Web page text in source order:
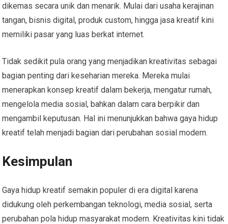
dikemas secara unik dan menarik. Mulai dari usaha kerajinan
tangan, bisnis digital, produk custom, hingga jasa kreatif kini
memiliki pasar yang luas berkat internet.
Tidak sedikit pula orang yang menjadikan kreativitas sebagai
bagian penting dari keseharian mereka. Mereka mulai
menerapkan konsep kreatif dalam bekerja, mengatur rumah,
mengelola media sosial, bahkan dalam cara berpikir dan
mengambil keputusan. Hal ini menunjukkan bahwa gaya hidup
kreatif telah menjadi bagian dari perubahan sosial modern.
Kesimpulan
Gaya hidup kreatif semakin populer di era digital karena
didukung oleh perkembangan teknologi, media sosial, serta
perubahan pola hidup masyarakat modern. Kreativitas kini tidak